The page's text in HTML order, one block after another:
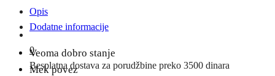
0
Besplatna dostava za porudžbine preko 3500 dinara
Opis
Dodatne informacije
Veoma dobro stanje
Mek povez